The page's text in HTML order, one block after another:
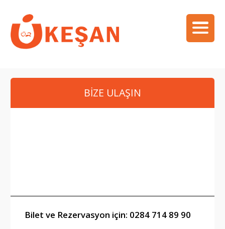
BİZE ULAŞIN
Bilet ve Rezervasyon için: 0284 714 89 90